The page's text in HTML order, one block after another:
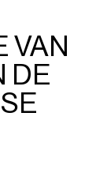
VAN
DE